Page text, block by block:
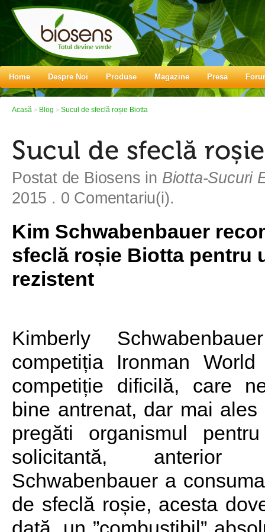
Home Despre Noi Produse Magazine Presa
Acasă > Blog > Sucul de sfeclă roșie Biotta
Sucul de sfeclă
Postat de Biosens in Biotta-Sucuri
2015 . 0 Comentariu(i).
Kim Schwabenbauer
sfeclă roșie Biotta pentru
rezistent
Kimberly
competiția Ironman
competiție dificilă, care
bine antrenat, dar mai
pregăti organismul
solicitantă, anterior
Schwabenbauer a
de sfeclă roșie, acesta